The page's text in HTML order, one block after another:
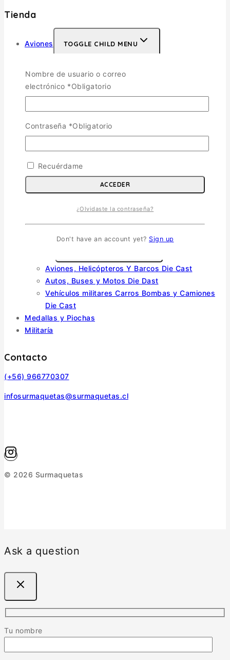
Tienda
Aviones TOGGLE CHILD MENU
Escala 1/48
Escala 1/144
Escala 1/32
Otras
Helicópteros
Escala 1/35
Escala 1/72
Autos y Motos
Aviones, Helicópteros Y Barcos Die Cast
Autos, Buses y Motos Die Dast
Vehículos militares Carros Bombas y Camiones
Die Cast
Medallas y Piochas
Militaría
Contacto
(+56) 966770307
infosurmaquetas@surmaquetas.cl
© 2026 Surmaquetas
Ask a question
Tu nombre
Nombre de usuario o correo
electrónico *Obligatorio
Contraseña *Obligatorio
Recuérdame
ACCEDER
¿Olvidaste la contraseña?
Don't have an account yet? Sign up